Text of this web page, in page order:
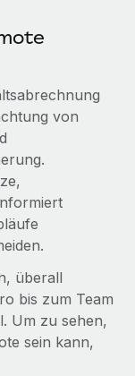
von
überall
bis zum Team
Um zu sehen,
sein kann,